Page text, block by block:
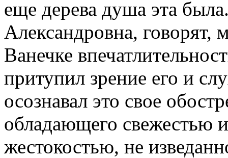
еще дерева душа эта
Александровна, говорят,
Ванечке
притупил зрение его и
осознавал это свое
обладающего свежестью
жестокостью, не